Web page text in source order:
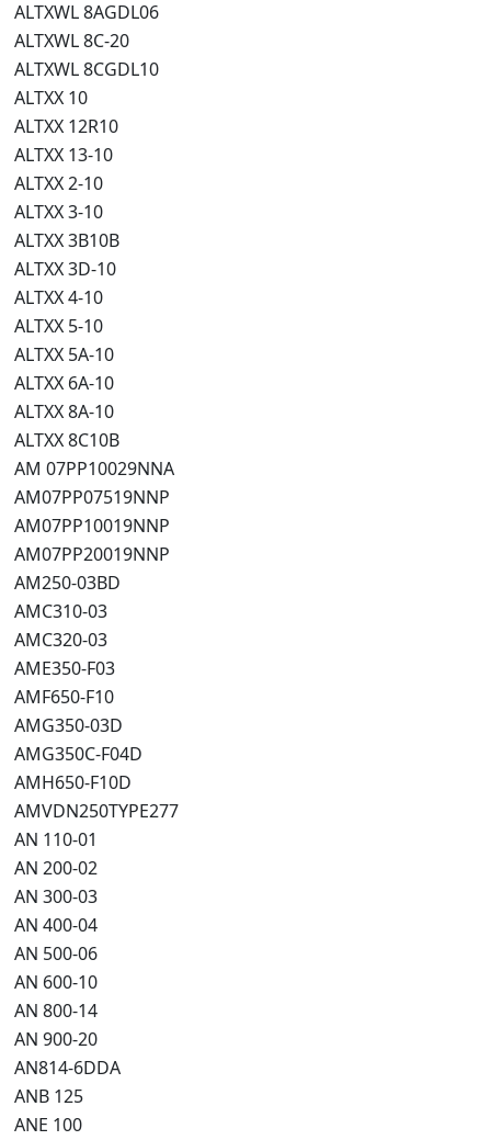
ALTXWL 8AGDL06
ALTXWL 8C-20
ALTXWL 8CGDL10
ALTXX 10
ALTXX 12R10
ALTXX 13-10
ALTXX 2-10
ALTXX 3-10
ALTXX 3B10B
ALTXX 3D-10
ALTXX 4-10
ALTXX 5-10
ALTXX 5A-10
ALTXX 6A-10
ALTXX 8A-10
ALTXX 8C10B
AM 07PP10029NNA
AM07PP07519NNP
AM07PP10019NNP
AM07PP20019NNP
AM250-03BD
AMC310-03
AMC320-03
AME350-F03
AMF650-F10
AMG350-03D
AMG350C-F04D
AMH650-F10D
AMVDN250TYPE277
AN 110-01
AN 200-02
AN 300-03
AN 400-04
AN 500-06
AN 600-10
AN 800-14
AN 900-20
AN814-6DDA
ANB 125
ANE 100